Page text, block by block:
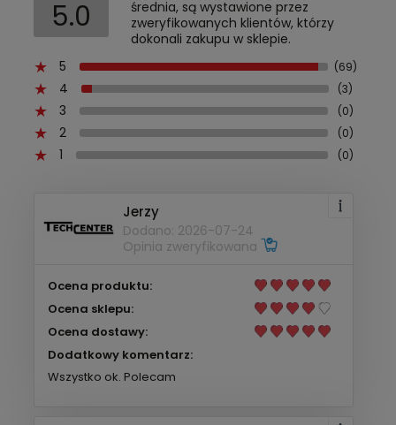
5.0
średnia, są wystawione przez
zweryfikowanych klientów, którzy
dokonali zakupu w sklepie.
5
(69)
4 (3)
3 (0)
2 (0)
1 (0)
Jerzy
Dodano: 2026-07-24
Opinia zweryfikowana
Ocena produktu:
Ocena sklepu:
Ocena dostawy:
Dodatkowy komentarz:
Wszystko ok. Polecam